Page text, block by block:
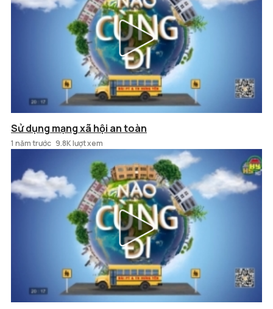
Sử dụng mạng xã hội an toàn
1 năm trước 9.8K lượt xem